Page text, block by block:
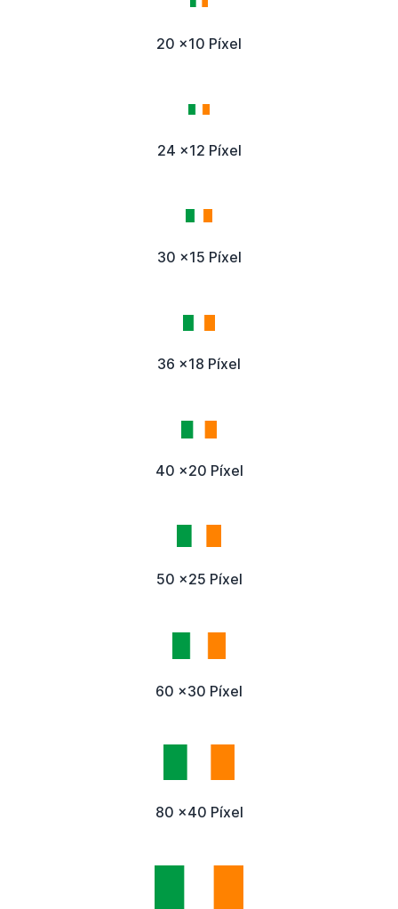
20 x10 Píxel
24 x12 Píxel
30 x15 Píxel
36 x18 Píxel
40 x20 Píxel
50 x25 Píxel
60 x30 Píxel
80 x40 Píxel